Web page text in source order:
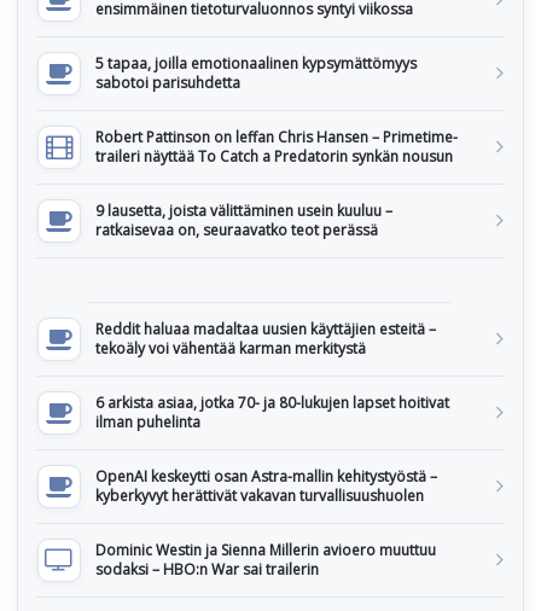
ensimmäinen tietoturvaluonnos syntyi viikossa
5 tapaa, joilla emotionaalinen kypsymättömyys
sabotoi parisuhdetta
Robert Pattinson on leffan Chris Hansen – Primetime-
traileri näyttää To Catch a Predatorin synkän nousun
9 lausetta, joista välittäminen usein kuuluu –
ratkaisevaa on, seuraavatko teot perässä
Reddit haluaa madaltaa uusien käyttäjien esteitä –
tekoäly voi vähentää karman merkitystä
6 arkista asiaa, jotka 70- ja 80-lukujen lapset hoitivat
ilman puhelinta
OpenAI keskeytti osan Astra-mallin kehitystyöstä –
kyberkyvyt herättivät vakavan turvallisuushuolen
Dominic Westin ja Sienna Millerin avioero muuttuu
sodaksi – HBO:n War sai trailerin